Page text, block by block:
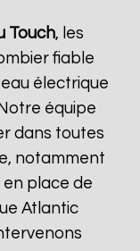
Touch, les
fiable
électrique
équipe
dans toutes
notamment
place de
Atlantic